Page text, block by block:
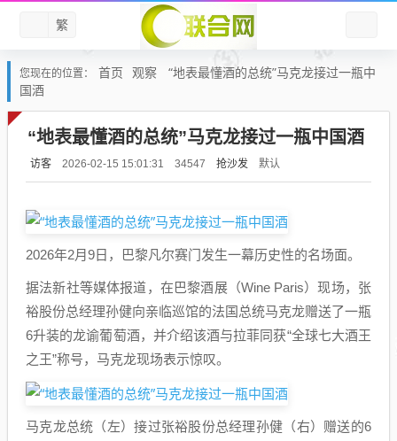
繁
您现在的位置： 首页 观察
“地表最懂酒的总统”马克龙接过一瓶中
国酒
“地表最懂酒的总统”马克龙接过一瓶中国酒
访客 2026-02-15 15:01:31 34547 抢沙发 默认
2026年2月9日，巴黎凡尔赛门发生一幕历史性的名场面。
据法新社等媒体报道，在巴黎酒展（Wine Paris）现场，张
裕股份总经理孙健向亲临巡馆的法国总统马克龙赠送了一瓶
6升装的龙谕葡萄酒，并介绍该酒与拉菲同获“全球七大酒王
之王”称号，马克龙现场表示惊叹。
马克龙总统（左）接过张裕股份总经理孙健（右）赠送的6